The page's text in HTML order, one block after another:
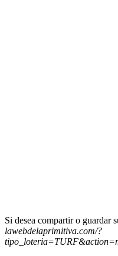
Si desea compartir o guardar
lawebdelaprimitiva.com/?